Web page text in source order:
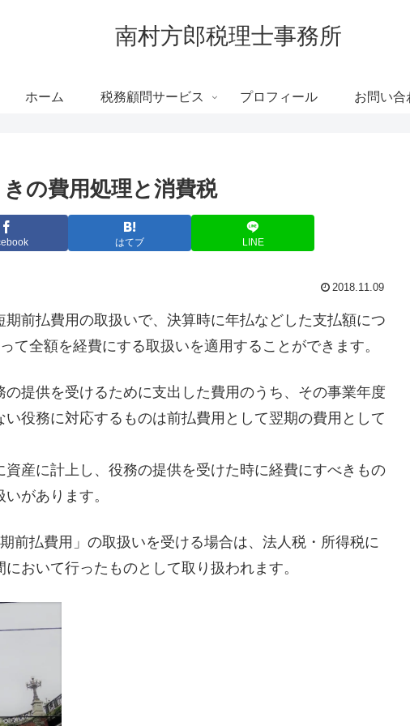
南村方郎税理士事務所
ホーム 税務顧問サービス プロフィール お問い合
の費用処理と消費税
はてブ LINE
2018.11.09
前払費用の取扱いで、決算時に年払などした支払額につ
て全額を経費にする取扱いを適用することができます。
提供を受けるために支出した費用のうち、その事業年度
役務に対応するものは前払費用として翌期の費用として
産に計上し、役務の提供を受けた時に経費にすべきもの
があります。
前払費用」の取扱いを受ける場合は、法人税・所得税に
おいて行ったものとして取り扱われます。